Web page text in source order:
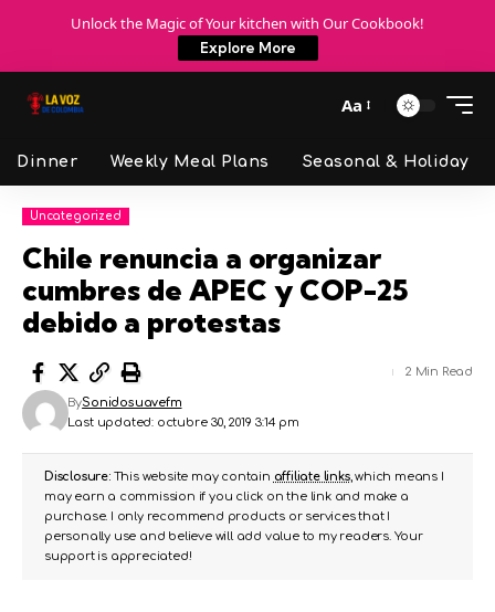
Unlock the Magic of Your kitchen with Our Cookbook!
Explore More
Aa
Dinner Weekly Meal Plans Seasonal & Holiday
Uncategorized
Chile renuncia a organizar
cumbres de APEC y COP-25
debido a protestas
Last updated: octubre 30, 2019 3:14 pm
BySonidosuavefm
2 Min Read
Disclosure:This website may contain affiliate links, which means I
may earn a commission if you click on the link and make a
purchase. I only recommend products or services that I
personally use and believe will add value to my readers. Your
support is appreciated!